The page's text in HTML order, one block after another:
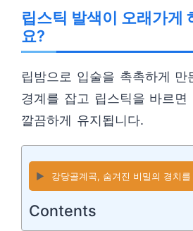
립스틱 발색이 오래가게
요?
립밤으로 입술을 촉촉하게 만
경계를 잡고 립스틱을 바르면
깔끔하게 유지됩니다.
▶️ 강당골계곡, 숨겨진 비밀의 경치를
Contents